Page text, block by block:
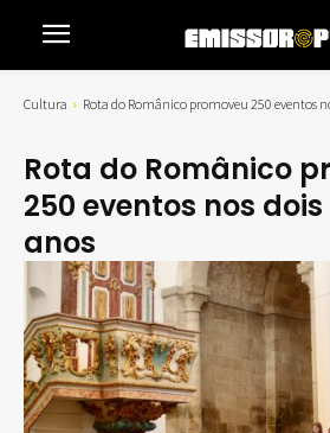
Cultura Rota do Românico promoveu 250 eventos
Rota do Românico
250 eventos nos
anos